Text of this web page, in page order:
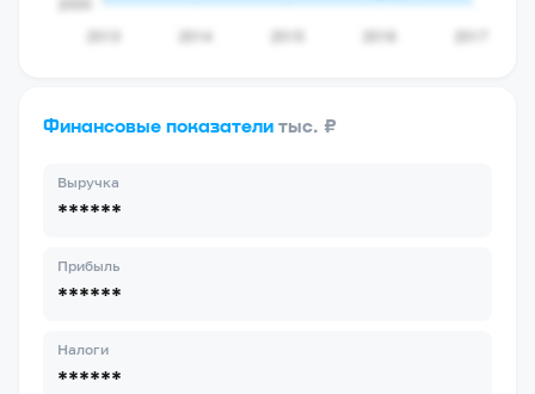
Финансовые показатели тыс. ₽
Выручка
******
Прибыль
******
Налоги
******